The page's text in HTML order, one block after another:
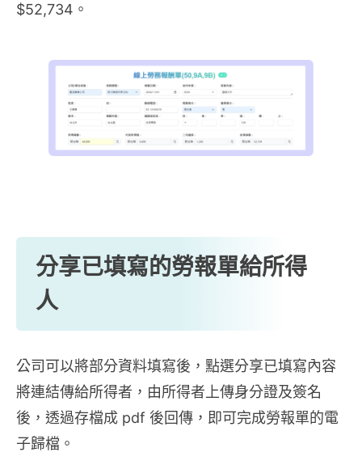
$52,734。
分享已填寫的勞報單給所得
人
公司可以將部分資料填寫後，點選分享已填寫內容
將連結傳給所得者，由所得者上傳身分證及簽名
後，透過存檔成 pdf 後回傳，即可完成勞報單的電
子歸檔。